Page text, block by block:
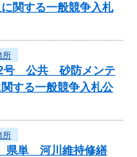
関する一般競争入札
所
2号 公共 砂防メンテ
する一般競争入札公
所
県単 河川維持修繕